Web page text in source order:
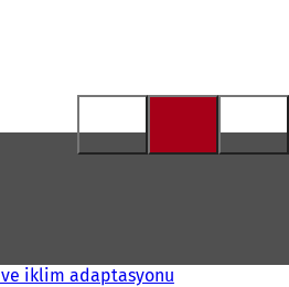
iklim adaptasyonu